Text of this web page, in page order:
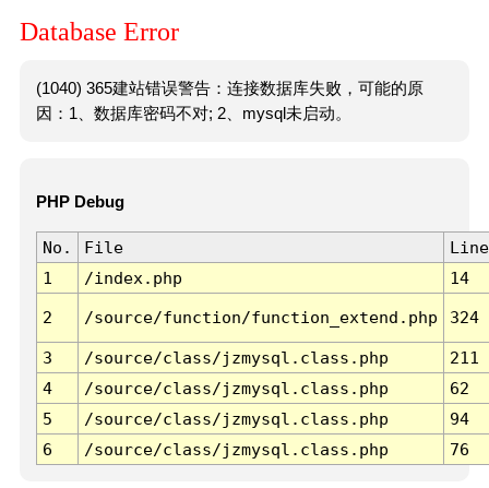
Database Error
(1040) 365建站错误警告：连接数据库失败，可能的原
因：1、数据库密码不对; 2、mysql未启动。
PHP Debug
No. File
Line
1
/index.php 14
2 /source/function/function_extend.php 324
3 /source/class/jzmysql.class.php
211
4
/source/class/jzmysql.class.php
62
5
/source/class/jzmysql.class.php
94
6
/source/class/jzmysql.class.php 76